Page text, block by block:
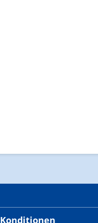
Konditionen